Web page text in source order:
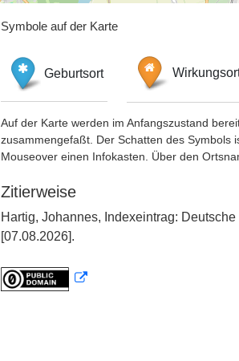
Symbole auf der Karte
Geburtsort
Auf der Karte werden im Anfangszustand
zusammengefaßt. Der Schatten des Symbols
Mouseover einen Infokasten. Über den
Zitierweise
Hartig, Johannes, Indexeintrag:
[07.08.2026].